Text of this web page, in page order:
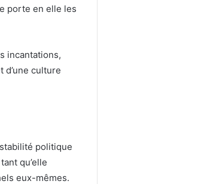
porte en elle les
incantations,
culture
politique
qu’elle
eux-mêmes.